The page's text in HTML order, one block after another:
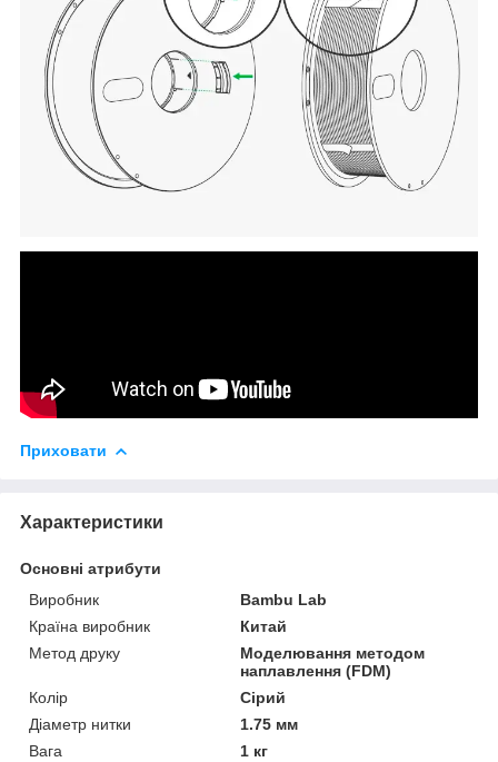
Приховати
Характеристики
Основні атрибути
Виробник
Bambu Lab
Країна виробник
Китай
Метод друку
Моделювання методом
наплавлення (FDM)
Колір
Сірий
Діаметр нитки
1.75 мм
Вага
1 кг